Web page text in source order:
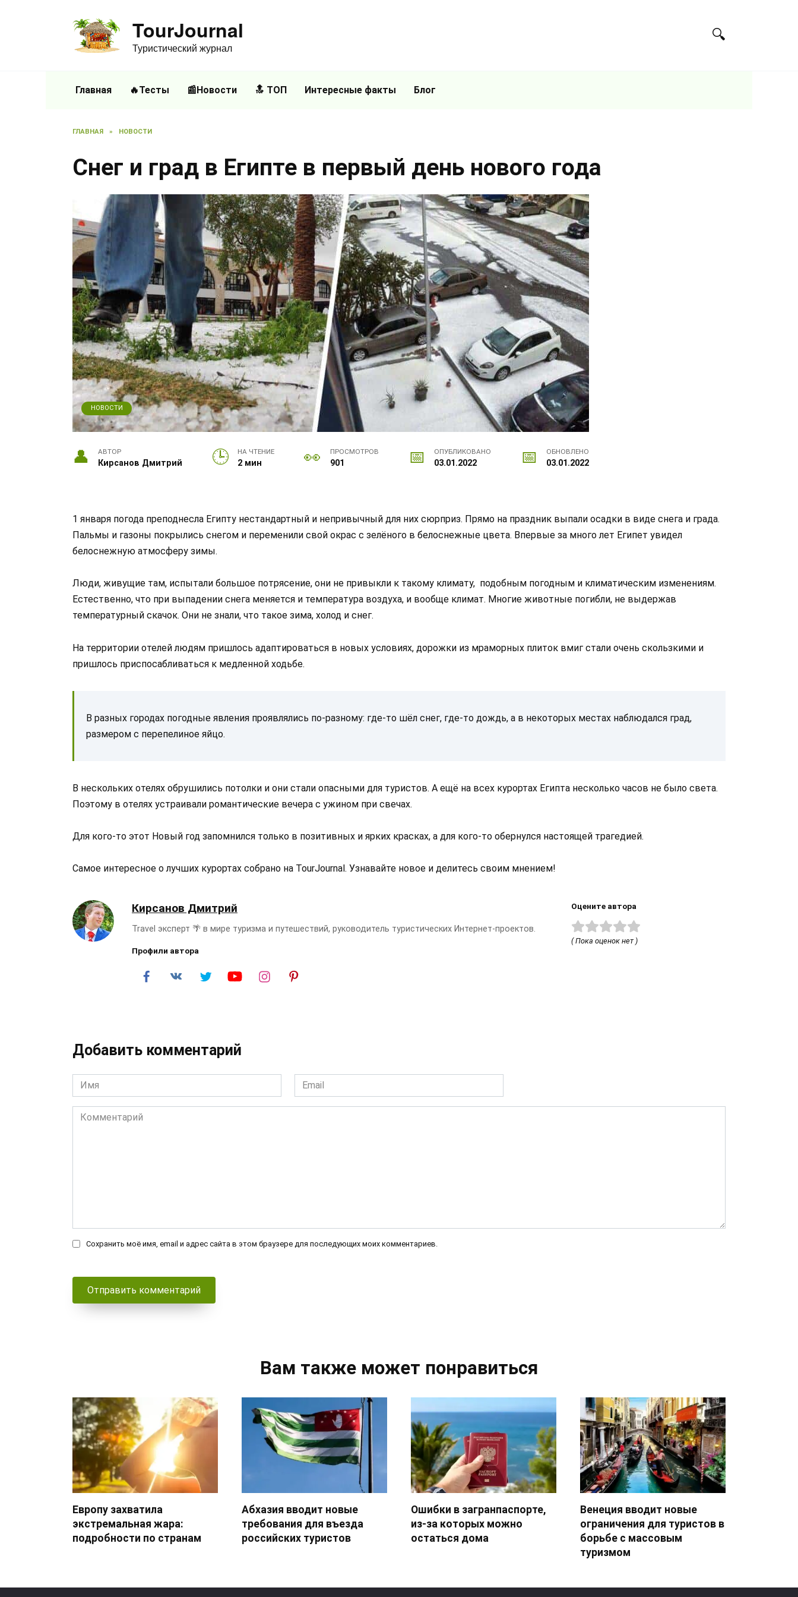
TourJournal
Туристический журнал
Главная 🔥Тесты 📰Новости 🔝 ТОП Интересные факты Блог
ГЛАВНАЯ » НОВОСТИ
Снег и град в Египте в первый день нового года
НОВОСТИ
АВТОР
Кирсанов Дмитрий
НА ЧТЕНИЕ
2 мин
ПРОСМОТРОВ
901
ОПУБЛИКОВАНО
03.01.2022
ОБНОВЛЕНО
03.01.2022
1 января погода преподнесла Египту нестандартный и непривычный для них сюрприз. Прямо на праздник выпали осадки в виде снега и града.
Пальмы и газоны покрылись снегом и переменили свой окрас с зелёного в белоснежные цвета. Впервые за много лет Египет увидел
белоснежную атмосферу зимы.
Люди, живущие там, испытали большое потрясение, они не привыкли к такому климату, подобным погодным и климатическим изменениям.
Естественно, что при выпадении снега меняется и температура воздуха, и вообще климат. Многие животные погибли, не выдержав
температурный скачок. Они не знали, что такое зима, холод и снег.
На территории отелей людям пришлось адаптироваться в новых условиях, дорожки из мраморных плиток вмиг стали очень скользкими и
пришлось приспосабливаться к медленной ходьбе.
В разных городах погодные явления проявлялись по-разному: где-то шёл снег, где-то дождь, а в некоторых местах наблюдался град,
размером с перепелиное яйцо.
В нескольких отелях обрушились потолки и они стали опасными для туристов. А ещё на всех курортах Египта несколько часов не было света.
Поэтому в отелях устраивали романтические вечера с ужином при свечах.
Для кого-то этот Новый год запомнился только в позитивных и ярких красках, а для кого-то обернулся настоящей трагедией.
Самое интересное о лучших курортах собрано на TourJournal. Узнавайте новое и делитесь своим мнением!
Кирсанов Дмитрий
Travel эксперт 🌴 в мире туризма и путешествий, руководитель туристических Интернет-проектов.
Профили автора
Оцените автора
( Пока оценок нет )
Добавить комментарий
Имя
*
Email
*
Комментарий
Сохранить моё имя, email и адрес сайта в этом браузере для последующих моих комментариев.
Вам также может понравиться
Европу захватила
экстремальная жара:
подробности по странам
Абхазия вводит новые
требования для въезда
российских туристов
Ошибки в загранпаспорте,
из-за которых можно
остаться дома
Венеция вводит новые
ограничения для туристов в
борьбе с массовым
туризмом